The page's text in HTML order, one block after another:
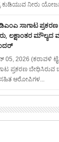
ಕುಡಿಯುವ ನೀರು
ಸಾಗಾಟ
ಲಕ್ಷಾಂತರ
05, 2026 (ಕರಾವಳಿ
ಪ್ರಕರಣ ಬೇಧಿಸಿರುವ
ಸಹಿತ ಆರೋಪಿಗಳ...